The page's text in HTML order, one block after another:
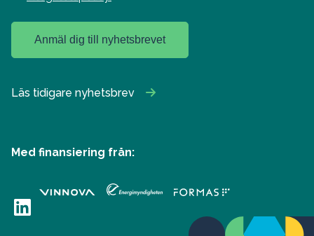
Anmäl dig till nyhetsbrevet
Läs tidigare nyhetsbrev
Med finansiering från:
LinkedIn